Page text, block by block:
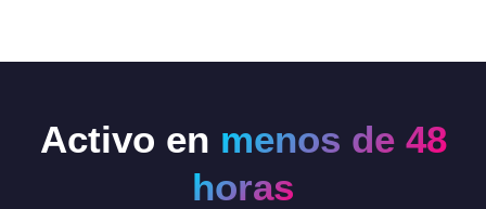
Activo en menos de 48
horas